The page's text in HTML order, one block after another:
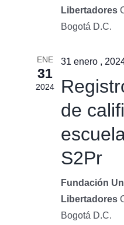
Libertadores
Bogotá D.C.
ENE
31
2024
31 enero ,
de
S2Pr
Fundación
Libertadores
Bogotá D.C.